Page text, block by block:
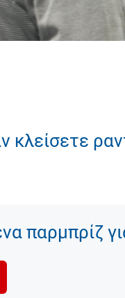
κλείσετε
παρμπρίζ